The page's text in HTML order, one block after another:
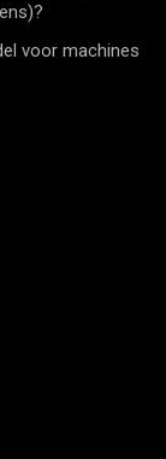
voor machines